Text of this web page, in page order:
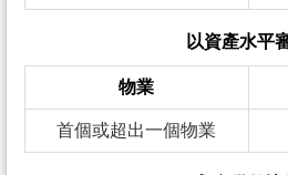
以資產水平
物業
首個或超出一個物業